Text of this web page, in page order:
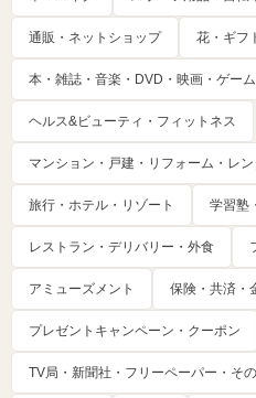
通販・ネットショップ 花・ギフ
本・雑誌・音楽・DVD・映画・ゲーム
ヘルス&ビューティ・フィットネス
マンション・戸建・リフォーム・レ
旅行・ホテル・リゾート 学習塾
レストラン・デリバリー・外食
アミューズメント 保険・共済・
プレゼントキャンペーン・クーポン
TV局・新聞社・フリーペーパー・そ